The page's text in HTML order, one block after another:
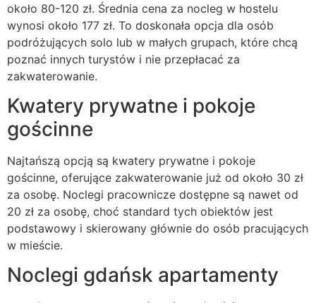
około 80-120 zł. Średnia cena za nocleg w hostelu
wynosi około 177 zł. To doskonała opcja dla osób
podróżujących solo lub w małych grupach, które chcą
poznać innych turystów i nie przepłacać za
zakwaterowanie.
Kwatery prywatne i pokoje
gościnne
Najtańszą opcją są kwatery prywatne i pokoje
gościnne, oferujące zakwaterowanie już od około 30 zł
za osobę. Noclegi pracownicze dostępne są nawet od
20 zł za osobę, choć standard tych obiektów jest
podstawowy i skierowany głównie do osób pracujących
w mieście.
Noclegi gdańsk apartamenty